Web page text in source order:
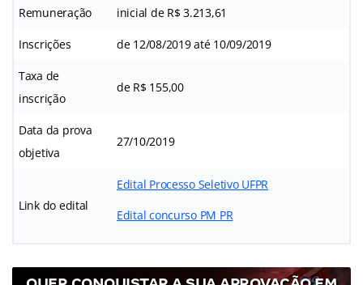
Remuneração inicial de R$ 3.213,61
Inscrições de 12/08/2019 até 10/09/2019
Taxa de
inscrição
de R$ 155,00
Data da prova
objetiva
27/10/2019
Link do edital
Edital Processo Seletivo UFPR
Edital concurso PM PR